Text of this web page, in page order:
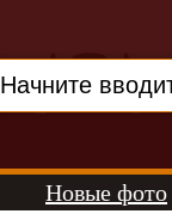
Новые фото